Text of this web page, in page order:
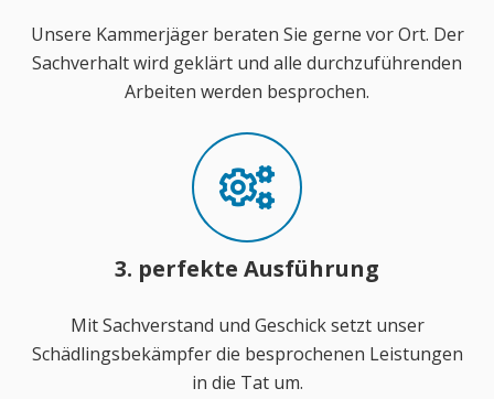
Unsere Kammerjäger beraten Sie gerne vor Ort. Der
Sachverhalt wird geklärt und alle durchzuführenden
Arbeiten werden besprochen.
3. perfekte Ausführung
Mit Sachverstand und Geschick setzt unser
Schädlingsbekämpfer die besprochenen Leistungen
in die Tat um.